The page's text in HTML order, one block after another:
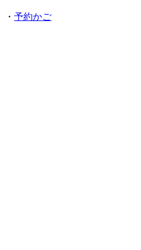
・ 予約かご